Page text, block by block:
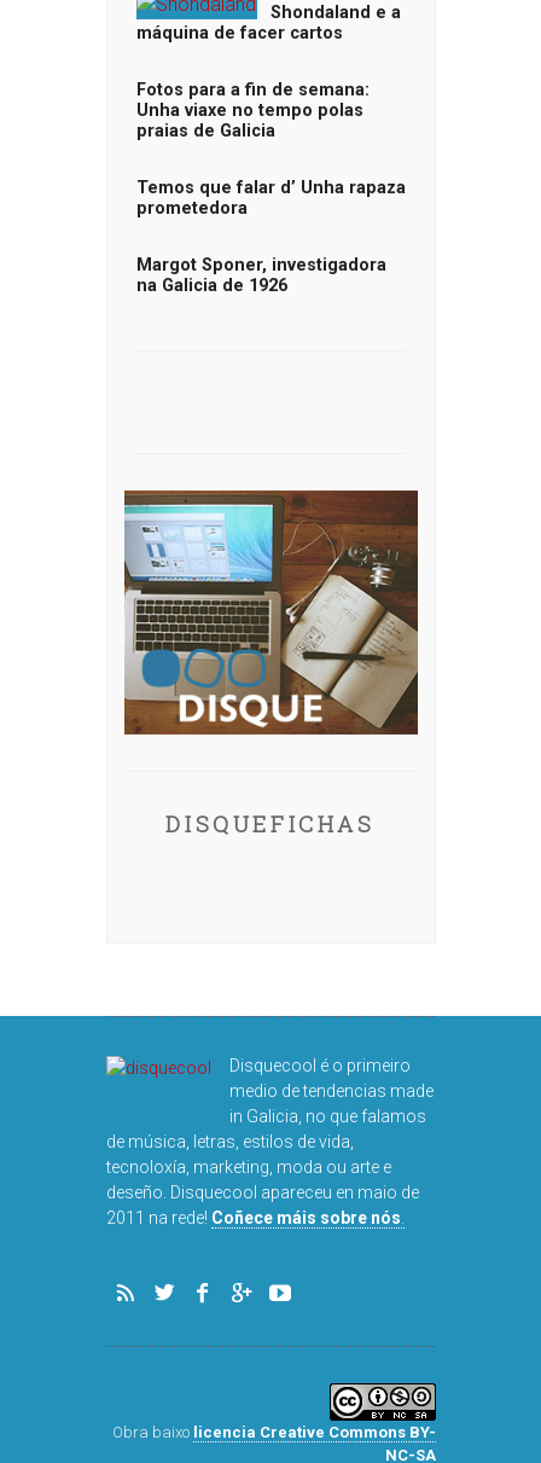
Shondaland e a
máquina de facer cartos
Fotos para a fin de semana:
Unha viaxe no tempo polas
praias de Galicia
Temos que falar d’ Unha rapaza
prometedora
Margot Sponer, investigadora
na Galicia de 1926
DISQUEFICHAS
Disquecool é o primeiro
medio de tendencias made
in Galicia, no que falamos
de música, letras, estilos de vida,
tecnoloxía, marketing, moda ou arte e
deseño. Disquecool apareceu en maio de
2011 na rede! Coñece máis sobre nós
Obra baixo licencia Creative Commons BY-
NC-SA